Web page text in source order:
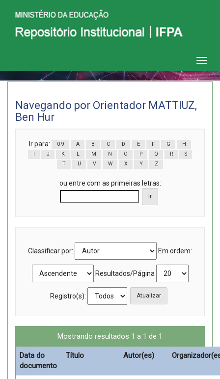
navigation
Navegando por Orientador MATTIUZ,
Ben Hur
Ir para: 0-9 A B C D E F G
H
J K L M N O P Q R
S
T
U V W X Y Z
ou entre com as primeiras letras:
Classificar por: Em ordem:
Resultados/Página
Registro(s):
Mostrando resultados 1 a 1 de 1
Data do
documento
Título Autor(es)